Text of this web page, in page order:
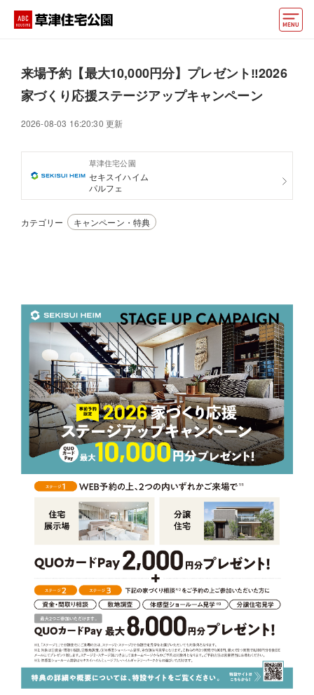
住宅会社・ハウスメーカー
動画でモデルハウス見学
アクセス
マイページ アカウント登録
来場予約【最大10,000円分】プレゼント‼️2026
家づくり応援ステージアップキャンペーン
2026-08-03 16:20:30 更新
草津住宅公園
セキスイハイム
パルフェ
カテゴリー キャンペーン・特典